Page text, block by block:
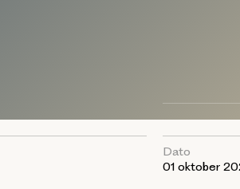
Dato
01 oktober